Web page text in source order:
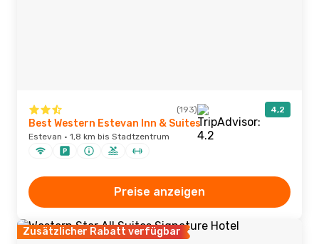
(193) 4,2
Best Western Estevan Inn & Suites
Estevan · 1,8 km bis Stadtzentrum
Preise anzeigen
Zusätzlicher Rabatt verfügbar